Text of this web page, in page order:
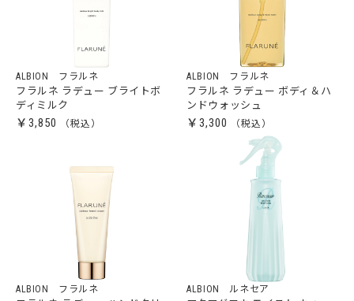
ALBION フラルネ
フラルネ ラデュー ブライトボ
ディミルク
￥3,850
ALBION フラルネ
フラルネ ラデュー ボディ＆ハ
ンドウォッシュ
￥3,300
ALBION フラルネ ALBION ルネセア